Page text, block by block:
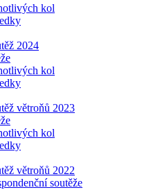
kol
2024
kol
větroňů 2023
kol
větroňů 2022
soutěže